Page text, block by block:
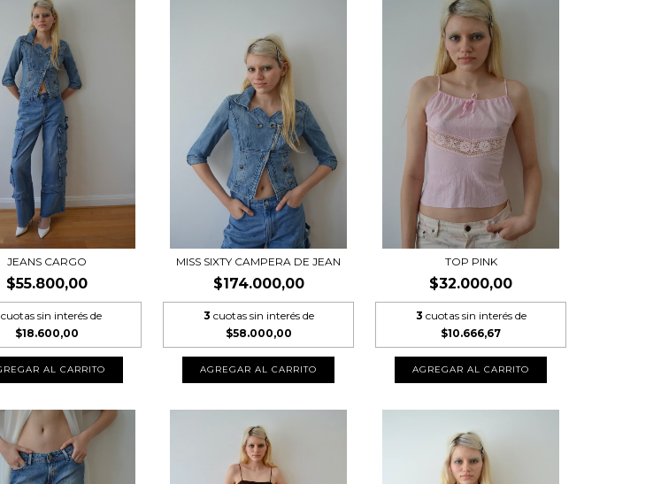
JEANS CARGO
$55.800,00
cuotas sin interés de
$18.600,00
MISS SIXTY CAMPERA DE JEAN
$174.000,00
3 cuotas sin interés de
$58.000,00
TOP PINK
$32.000,00
3 cuotas sin interés de
$10.666,67